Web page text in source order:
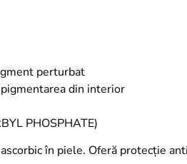
perturbat
din interior
PHOSPHATE)
în piele. Oferă protecție